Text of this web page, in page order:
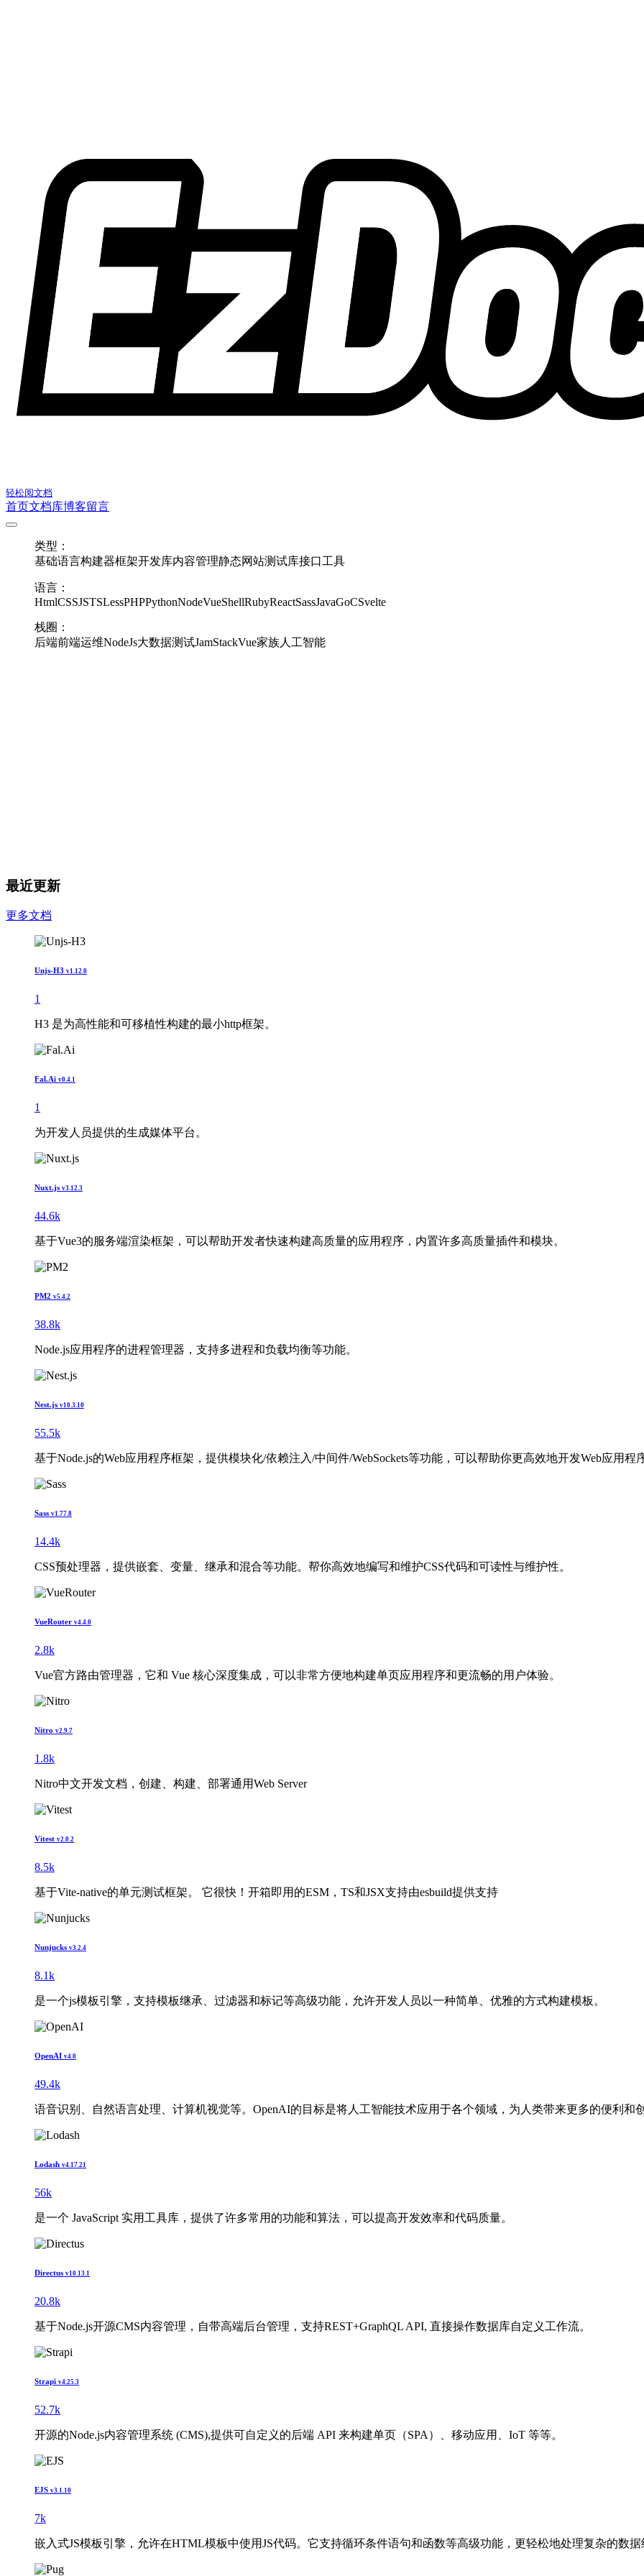
轻松阅文档
首页文档库博客留言
类型：
基础语言构建器框架开发库内容管理静态网站测试库接口工具
语言：
HtmlCSSJSTSLessPHPPythonNodeVueShellRubyReactSassJavaGoCSvelte
栈圈：
后端前端运维NodeJs大数据测试JamStackVue家族人工智能
最近更新
更多文档
Unjs-H3 v1.12.0
1
H3 是为高性能和可移植性构建的最小http框架。
Fal.Ai v0.4.1
1
为开发人员提供的生成媒体平台。
Nuxt.js v3.12.3
44.6k
基于Vue3的服务端渲染框架，可以帮助开发者快速构建高质量的应用程序，内置许多高质量插件和模块。
PM2 v5.4.2
38.8k
Node.js应用程序的进程管理器，支持多进程和负载均衡等功能。
Nest.js v10.3.10
55.5k
基于Node.js的Web应用程序框架，提供模块化/依赖注入/中间件/WebSockets等功能，可以帮助你更高效地开发Web应用程
Sass v1.77.8
14.4k
CSS预处理器，提供嵌套、变量、继承和混合等功能。帮你高效地编写和维护CSS代码和可读性与维护性。
VueRouter v4.4.0
2.8k
Vue官方路由管理器，它和 Vue 核心深度集成，可以非常方便地构建单页应用程序和更流畅的用户体验。
Nitro v2.9.7
1.8k
Nitro中文开发文档，创建、构建、部署通用Web Server
Vitest v2.0.2
8.5k
基于Vite-native的单元测试框架。 它很快！开箱即用的ESM，TS和JSX支持由esbuild提供支持
Nunjucks v3.2.4
8.1k
是一个js模板引擎，支持模板继承、过滤器和标记等高级功能，允许开发人员以一种简单、优雅的方式构建模板。
OpenAI v4.0
49.4k
语音识别、自然语言处理、计算机视觉等。OpenAI的目标是将人工智能技术应用于各个领域，为人类带来更多的便利和
Lodash v4.17.21
56k
是一个 JavaScript 实用工具库，提供了许多常用的功能和算法，可以提高开发效率和代码质量。
Directus v10.13.1
20.8k
基于Node.js开源CMS内容管理，自带高端后台管理，支持REST+GraphQL API, 直接操作数据库自定义工作流。
Strapi v4.25.3
52.7k
开源的Node.js内容管理系统 (CMS),提供可自定义的后端 API 来构建单页（SPA）、移动应用、IoT 等等。
EJS v3.1.10
7k
嵌入式JS模板引擎，允许在HTML模板中使用JS代码。它支持循环条件语句和函数等高级功能，更轻松地处理复杂的数据